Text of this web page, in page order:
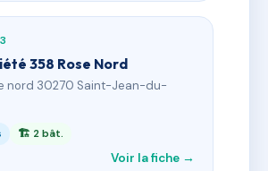
358 Rose Nord
nord 30270 Saint-Jean-du-
🏗 2 bât.
Voir la fiche →